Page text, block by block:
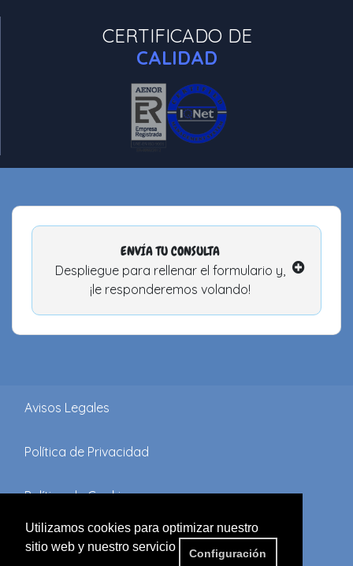
Utilizamos cookies para optimizar nuestro
sitio web y nuestro servicio
Configuración
CERTIFICADO DE
CALIDAD
ENVÍA TU CONSULTA
Despliegue para rellenar el formulario y,
¡le responderemos volando!
Avisos Legales
Política de Privacidad
Política de Cookies
Términos y Condiciones